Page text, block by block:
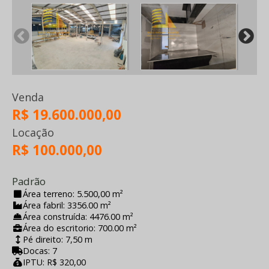
Venda
R$ 19.600.000,00
Locação
R$ 100.000,00
Padrão
Área terreno: 5.500,00 m²
Área fabril: 3356.00 m²
Área construída: 4476.00 m²
Área do escritorio: 700.00 m²
Pé direito: 7,50 m
Docas: 7
IPTU: R$ 320,00